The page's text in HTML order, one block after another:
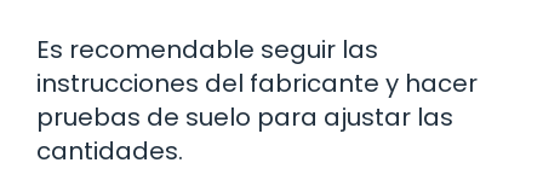
Es recomendable seguir las
instrucciones del fabricante y hacer
pruebas de suelo para ajustar las
cantidades.